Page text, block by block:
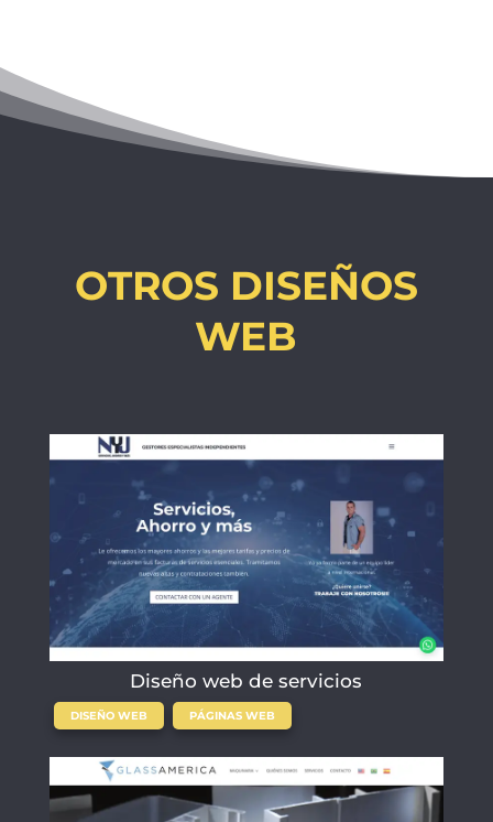
OTROS DISEÑOS
WEB
Diseño web de servicios
DISEÑO WEB
,
PÁGINAS WEB